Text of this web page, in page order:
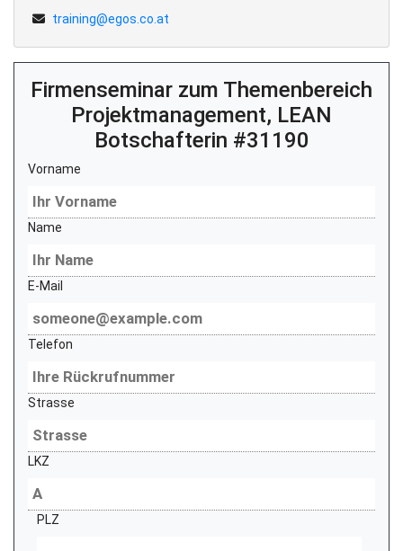
training@egos.co.at
Firmenseminar zum Themenbereich
Projektmanagement, LEAN
Botschafterin #31190
Vorname
Name
E-Mail
Telefon
Strasse
LKZ
PLZ